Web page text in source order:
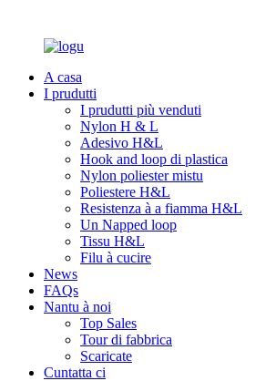
A casa
I prudutti
I prudutti più venduti
Nylon H & L
Adesivo H&L
Hook and loop di plastica
Nylon poliester mistu
Poliestere H&L
Resistenza à a fiamma H&L
Un Napped loop
Tissu H&L
Filu à cucire
News
FAQs
Nantu à noi
Top Sales
Tour di fabbrica
Scaricate
Cuntatta ci